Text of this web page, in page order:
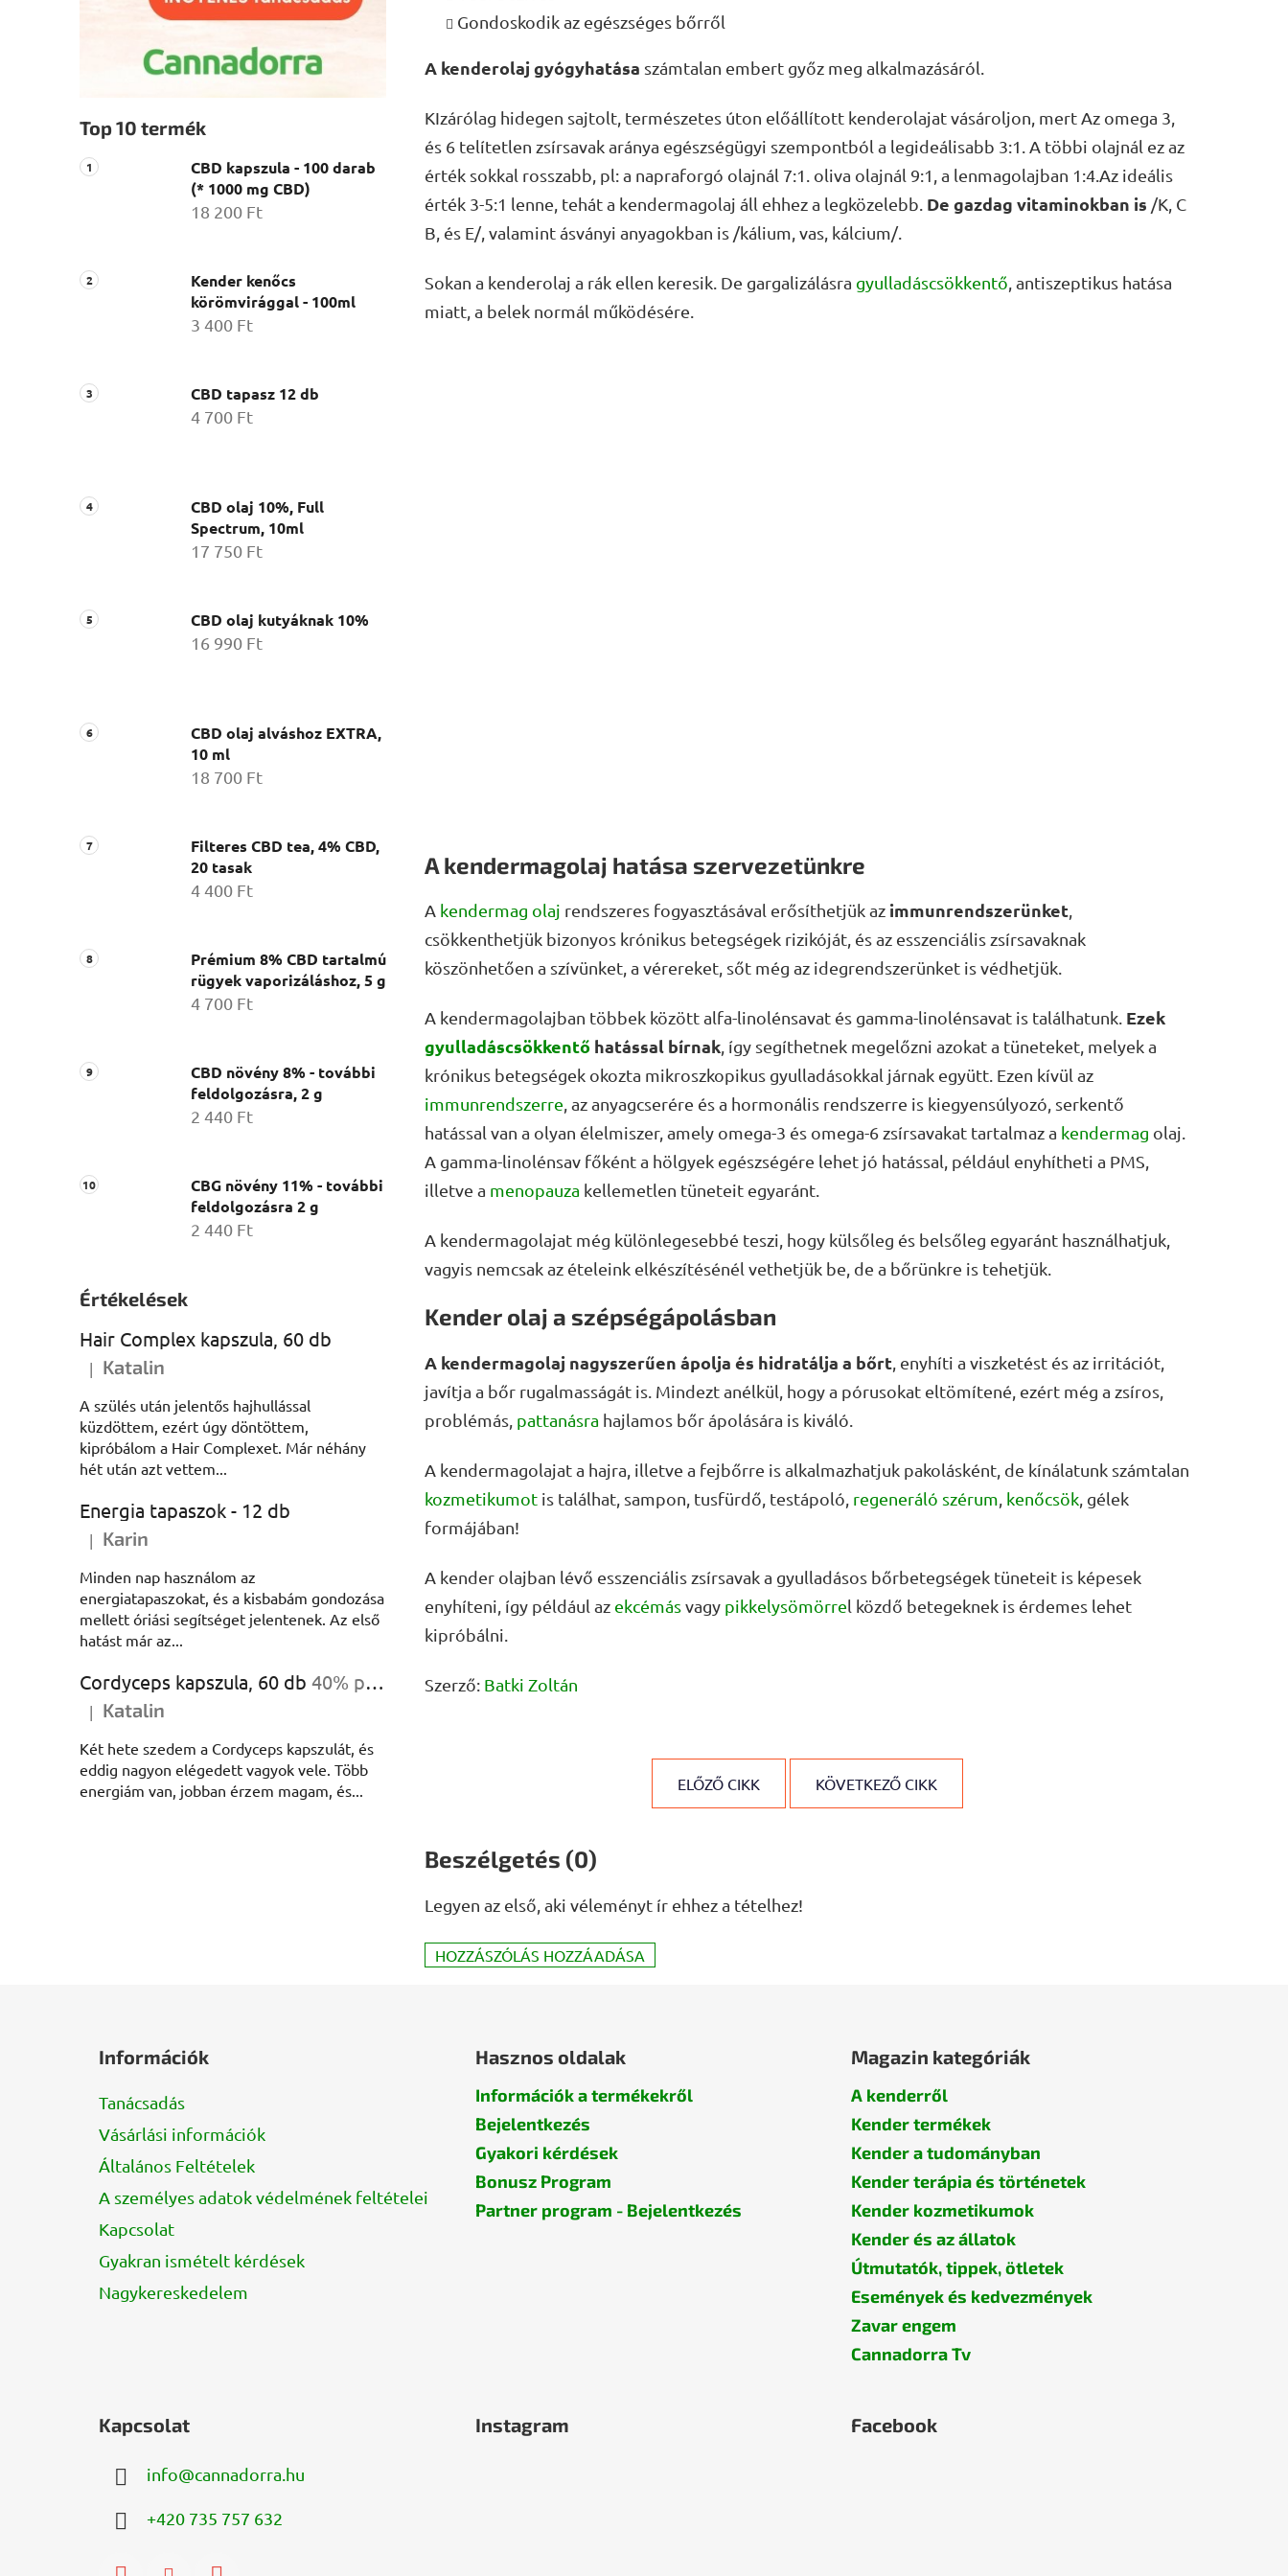
Top 10 termék
CBD kapszula - 100 darab
(* 1000 mg CBD)
18 200 Ft
Kender kenőcs
körömvirággal - 100ml
3 400 Ft
CBD tapasz 12 db
4 700 Ft
CBD olaj 10%, Full
Spectrum, 10ml
17 750 Ft
CBD olaj kutyáknak 10%
16 990 Ft
CBD olaj alváshoz EXTRA,
10 ml
18 700 Ft
Filteres CBD tea, 4% CBD,
20 tasak
4 400 Ft
Prémium 8% CBD tartalmú
rügyek vaporizáláshoz, 5 g
4 700 Ft
CBD növény 8% - további
feldolgozásra, 2 g
2 440 Ft
CBG növény 11% - további
feldolgozásra 2 g
2 440 Ft
Értékelések
Hair Complex kapszula, 60 db
A termék értékelése 5-ből 5 csillag.
| Katalin
A szülés után jelentős hajhullással
küzdöttem, ezért úgy döntöttem,
kipróbálom a Hair Complexet. Már néhány
hét után azt vettem...
Energia tapaszok - 12 db
A termék értékelése 5-ből 5 csillag.
| Karin
Minden nap használom az
energiatapaszokat, és a kisbabám gondozása
mellett óriási segítséget jelentenek. Az első
hatást már az...
Cordyceps kapszula, 60 db 40% poliszacharidok
A termék értékelése 5-ből 5 csillag.
| Katalin
Két hete szedem a Cordyceps kapszulát, és
eddig nagyon elégedett vagyok vele. Több
energiám van, jobban érzem magam, és...
Gondoskodik az egészséges bőrről
A kenderolaj gyógyhatása számtalan embert győz meg alkalmazásáról.
KIzárólag hidegen sajtolt, természetes úton előállított kenderolajat vásároljon, mert Az omega 3,
és 6 telítetlen zsírsavak aránya egészségügyi szempontból a legideálisabb 3:1. A többi olajnál ez az
érték sokkal rosszabb, pl: a napraforgó olajnál 7:1. oliva olajnál 9:1, a lenmagolajban 1:4.Az ideális
érték 3-5:1 lenne, tehát a kendermagolaj áll ehhez a legközelebb. De gazdag vitaminokban is /K, C
B, és E/, valamint ásványi anyagokban is /kálium, vas, kálcium/.
Sokan a kenderolaj a rák ellen keresik. De gargalizálásra gyulladáscsökkentő , antiszeptikus hatása
miatt, a belek normál működésére.
A kendermagolaj hatása szervezetünkre
A kendermag olaj rendszeres fogyasztásával erősíthetjük az immunrendszerünket,
csökkenthetjük bizonyos krónikus betegségek rizikóját, és az esszenciális zsírsavaknak
köszönhetően a szívünket, a vérereket, sőt még az idegrendszerünket is védhetjük.
A kendermagolajban többek között alfa-linolénsavat és gamma-linolénsavat is találhatunk. Ezek
gyulladáscsökkentő hatással bírnak, így segíthetnek megelőzni azokat a tüneteket, melyek a
krónikus betegségek okozta mikroszkopikus gyulladásokkal járnak együtt. Ezen kívül az
immunrendszerre, az anyagcserére és a hormonális rendszerre is kiegyensúlyozó, serkentő
hatással van a olyan élelmiszer, amely omega-3 és omega-6 zsírsavakat tartalmaz a kendermag olaj.
A gamma-linolénsav főként a hölgyek egészségére lehet jó hatással, például enyhítheti a PMS,
illetve a menopauza kellemetlen tüneteit egyaránt.
A kendermagolajat még különlegesebbé teszi, hogy külsőleg és belsőleg egyaránt használhatjuk,
vagyis nemcsak az ételeink elkészítésénél vethetjük be, de a bőrünkre is tehetjük.
Kender olaj a szépségápolásban
A kendermagolaj nagyszerűen ápolja és hidratálja a bőrt, enyhíti a viszketést és az irritációt,
javítja a bőr rugalmasságát is. Mindezt anélkül, hogy a pórusokat eltömítené, ezért még a zsíros,
problémás, pattanásra hajlamos bőr ápolására is kiváló.
A kendermagolajat a hajra, illetve a fejbőrre is alkalmazhatjuk pakolásként, de kínálatunk számtalan
kozmetikumot is találhat, sampon, tusfürdő, testápoló, regeneráló szérum, kenőcsök, gélek
formájában!
A kender olajban lévő esszenciális zsírsavak a gyulladásos bőrbetegségek tüneteit is képesek
enyhíteni, így például az ekcémásvagy pikkelysömörrel közdő betegeknek is érdemes lehet
kipróbálni.
Szerző: Batki Zoltán
ELŐZŐ CIKK KÖVETKEZŐ CIKK
Beszélgetés (0)
Legyen az első, aki véleményt ír ehhez a tételhez!
HOZZÁSZÓLÁS HOZZÁADÁSA
Információk
Tanácsadás
Vásárlási információk
Általános Feltételek
A személyes adatok védelmének feltételei
Kapcsolat
Gyakran ismételt kérdések
Nagykereskedelem
Hasznos oldalak
Információk a termékekről
Bejelentkezés
Gyakori kérdések
Bonusz Program
Partner program - Bejelentkezés
Magazin kategóriák
A kenderről
Kender termékek
Kender a tudományban
Kender terápia és történetek
Kender kozmetikumok
Kender és az állatok
Útmutatók, tippek, ötletek
Események és kedvezmények
Zavar engem
Cannadorra Tv
Kapcsolat
info@cannadorra.hu
+420 735 757 632
Instagram Facebook